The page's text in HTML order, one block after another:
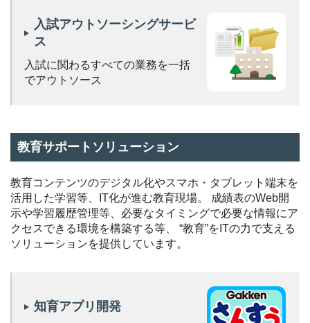
入試アウトソーシングサービ
ス
入試に関わるすべての業務を一括
でアウトソース
教育サポートソリューション
教育コンテンツのデジタル化やスマホ・タブレット端末を
活用した学習等、IT化が進む教育現場。
成績表のWeb開
示や学習履歴管理等、必要なタイミングで必要な情報にア
クセスできる環境を構築する等、
“教育”をITの力で支える
ソリューションを提供しています。
知育アプリ開発